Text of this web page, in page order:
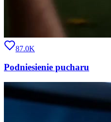
87.0K
Podniesienie pucharu